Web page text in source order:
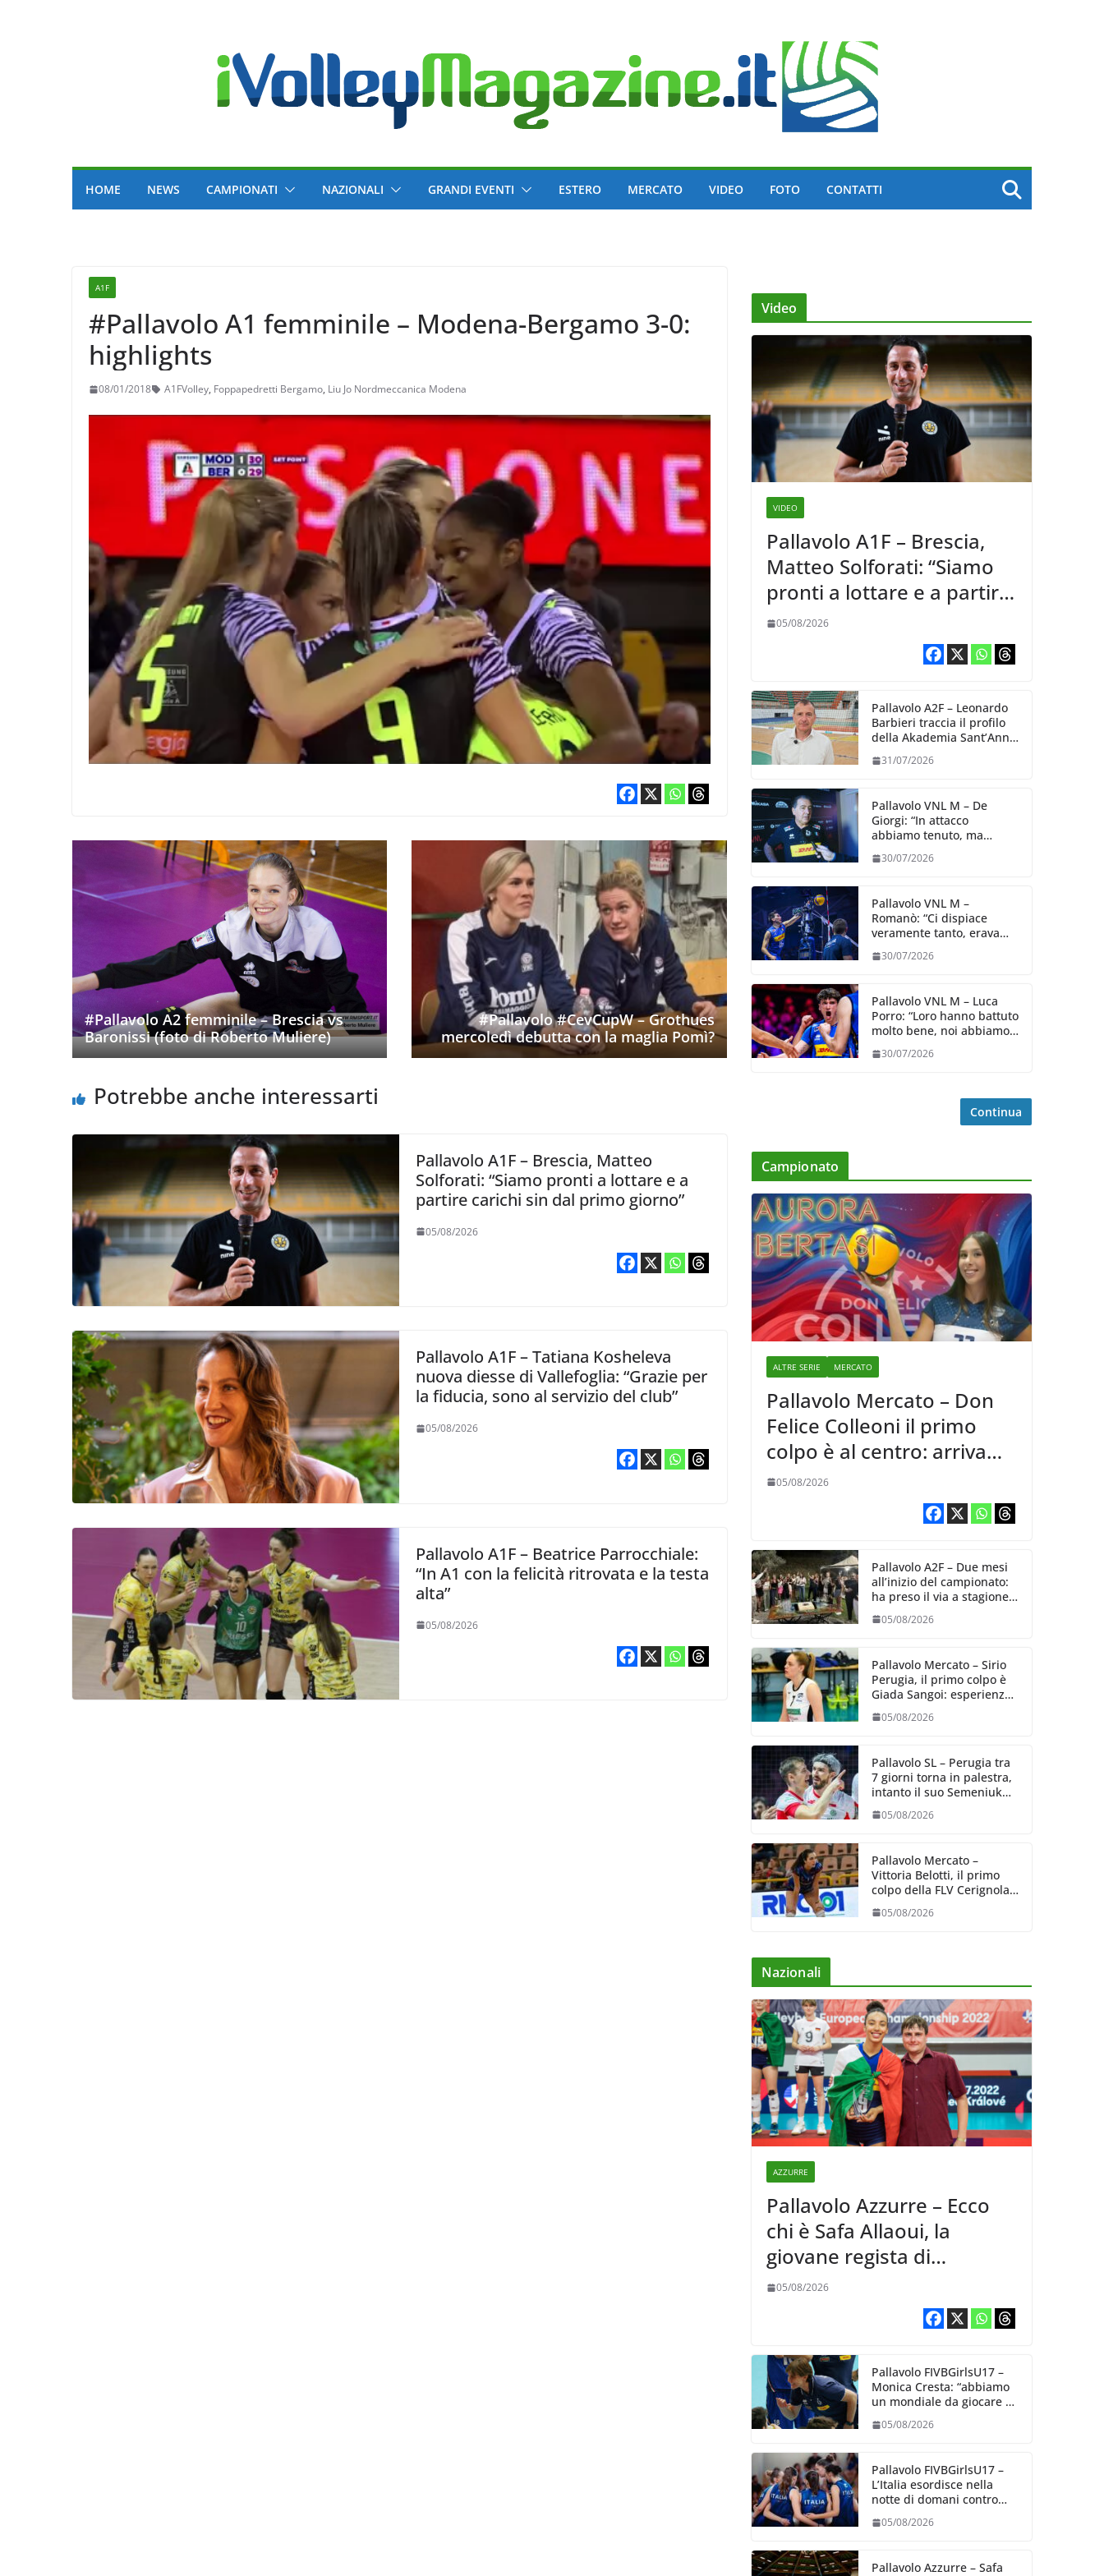
HOME NEWS CAMPIONATI NAZIONALI GRANDI EVENTI ESTERO MERCATO VIDEO FOTO CONTATTI
A1F
#Pallavolo A1 femminile – Modena-Bergamo 3-0:
highlights
08/01/2018 A1FVolley, Foppapedretti Bergamo, Liu Jo Nordmeccanica Modena
#Pallavolo A2 femminile – Brescia vs
Baronissi (foto di Roberto Muliere)
#Pallavolo #CevCupW – Grothues
mercoledì debutta con la maglia Pomì?
Potrebbe anche interessarti
Pallavolo A1F – Brescia, Matteo
Solforati: “Siamo pronti a lottare e a
partire carichi sin dal primo giorno”
05/08/2026
Pallavolo A1F – Tatiana Kosheleva
nuova diesse di Vallefoglia: “Grazie per
la fiducia, sono al servizio del club”
05/08/2026
Pallavolo A1F – Beatrice Parrocchiale:
“In A1 con la felicità ritrovata e la testa
alta”
05/08/2026
Video
VIDEO
Pallavolo A1F – Brescia,
Matteo Solforati: “Siamo
pronti a lottare e a partire
carichi sin dal primo
05/08/2026
Pallavolo A2F – Leonardo
Barbieri traccia il profilo
della Akademia Sant’Anna
31/07/2026
Pallavolo VNL M – De
Giorgi: “In attacco
abbiamo tenuto, ma
dalla prestazione in
30/07/2026
Pallavolo VNL M –
Romanò: “Ci dispiace
veramente tanto, eravamo
impareremo”
30/07/2026
Pallavolo VNL M – Luca
Porro: “Loro hanno battuto
molto bene, noi abbiamo
spunto su cui lavorare e
30/07/2026
Continua
Campionato
ALTRE SERIE MERCATO
Pallavolo Mercato – Don
Felice Colleoni il primo
colpo è al centro: arriva
Aurora Bertasi
05/08/2026
Pallavolo A2F – Due mesi
all’inizio del campionato:
ha preso il via a stagione
delle Black Angels
05/08/2026
Pallavolo Mercato – Sirio
Perugia, il primo colpo è
Giada Sangoi: esperienza
e talento in attacco
05/08/2026
Pallavolo SL – Perugia tra
7 giorni torna in palestra,
intanto il suo Semeniuk
festeggia il bis in VNL
05/08/2026
Pallavolo Mercato –
Vittoria Belotti, il primo
colpo della FLV Cerignola:
esperienza e qualità al
centro
05/08/2026
Nazionali
AZZURRE
Pallavolo Azzurre – Ecco
chi è Safa Allaoui, la
giovane regista di
Bergamo convocata al
collegiale di Cavalese
05/08/2026
Pallavolo FIVBGirlsU17 –
Monica Cresta: “abbiamo
un mondiale da giocare al
capacità”
05/08/2026
Pallavolo FIVBGirlsU17 –
L’Italia esordisce nella
notte di domani contro
05/08/2026
Pallavolo Azzurre – Safa